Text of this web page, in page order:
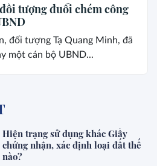
tượng đuổi chém công
đối tượng Tạ Quang Minh, đã
một cán bộ UBND...
Hiện trạng sử dụng khác Giấy
chứng nhận, xác định loại đất thế
nào?